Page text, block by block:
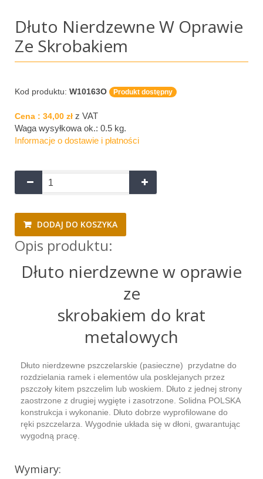
Dłuto Nierdzewne W Oprawie
Ze Skrobakiem
Kod produktu: W10163O Produkt dostępny
Cena : 34,00 zł z VAT
Waga wysyłkowa ok.: 0.5 kg.
Informacje o dostawie i płatności
DODAJ DO KOSZYKA
Opis produktu:
Dłuto nierdzewne w oprawie
ze
skrobakiem do krat
metalowych
Dłuto nierdzewne pszczelarskie (pasieczne) przydatne do
rozdzielania ramek i elementów ula posklejanych przez
pszczoły kitem pszczelim lub woskiem. Dłuto z jednej strony
zaostrzone z drugiej wygięte i zasotrzone. Solidna POLSKA
konstrukcja i wykonanie. Dłuto dobrze wyprofilowane do
ręki pszczelarza. Wygodnie układa się w dłoni, gwarantując
wygodną pracę.
Wymiary: